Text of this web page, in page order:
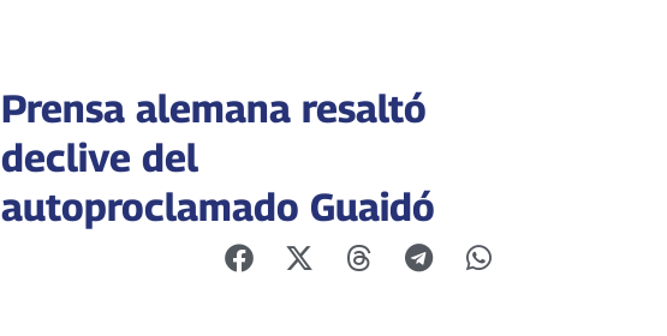
Prensa alemana resaltó
declive del
autoproclamado Guaidó